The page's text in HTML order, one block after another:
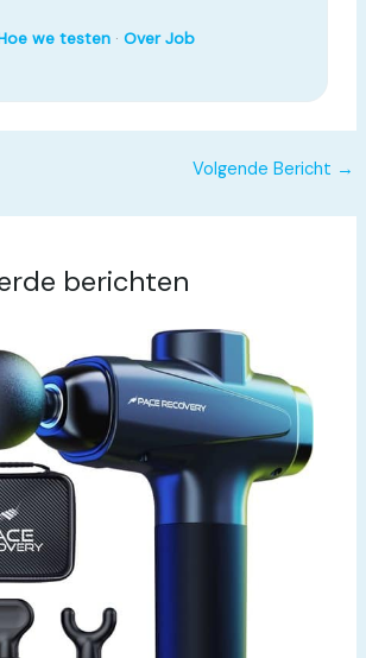
we testen· Over Job
Volgende Bericht →
berichten